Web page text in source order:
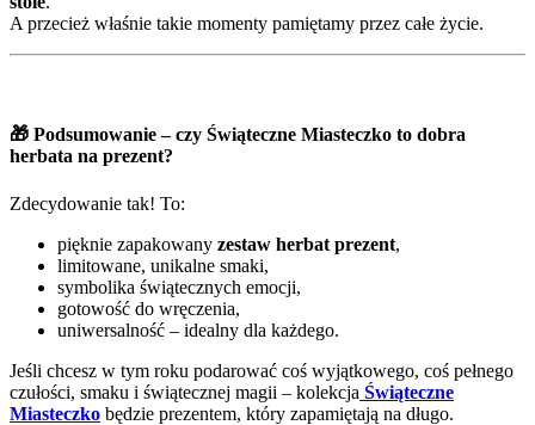
A przecież właśnie takie momenty pamiętamy przez całe życie.
🎁 Podsumowanie – czy Świąteczne Miasteczko to dobra
herbata na prezent?
Zdecydowanie tak! To:
pięknie zapakowany zestaw herbat prezent,
limitowane, unikalne smaki,
symbolika świątecznych emocji,
gotowość do wręczenia,
uniwersalność – idealny dla każdego.
Jeśli chcesz w tym roku podarować coś wyjątkowego, coś pełnego
czułości, smaku i świątecznej magii – kolekcja Świąteczne
Miasteczko będzie prezentem, który zapamiętają na długo.